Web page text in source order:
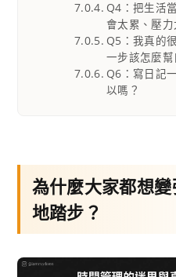
Q4：把生活
會太累、壓力
Q5：我真的
一步該怎麼幫
Q6：寫日記
以嗎？
為什麼大家都想
地踏步？